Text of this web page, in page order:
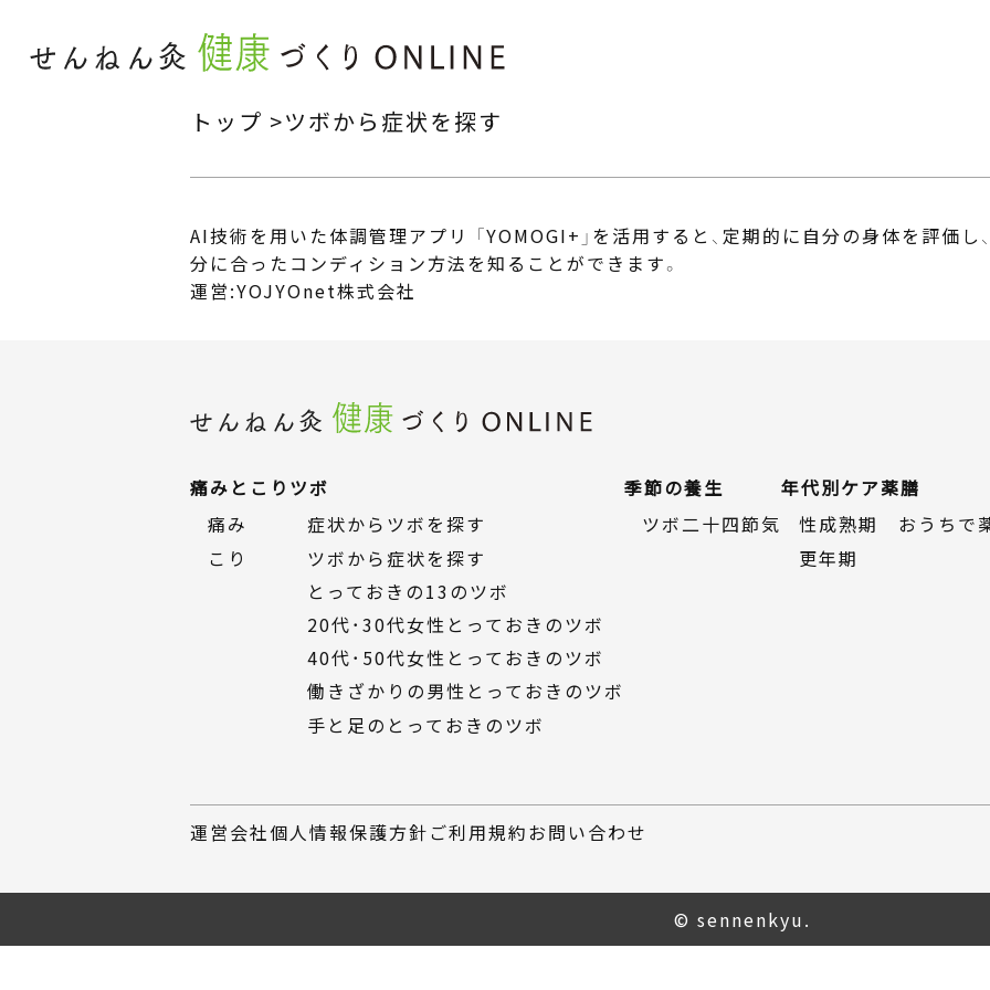
トップ ツボから症状を探す
AI技術を用いた体調管理アプリ 「YOMOGI+」 を活用すると、定期的に自分の身体を評価し
分に合ったコンディション方法を知ることができます。
運営:YOJYOnet株式会社
痛みとこり
痛み
こり
ツボ
症状からツボを探す
ツボから症状を探す
とっておきの13のツボ
20代・30代女性とっておきのツボ
40代・50代女性とっておきのツボ
働きざかりの男性とっておきのツボ
手と足のとっておきのツボ
季節の養生
ツボ二十四節気
年代別ケア
性成熟期
更年期
薬膳
おうちで
運営会社個人情報保護方針ご利用規約お問い合わせ
© sennenkyu.